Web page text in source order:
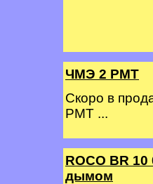
ЧМЭ 2 PMT
Скоро в
PMT ...
ROCO BR
дымом